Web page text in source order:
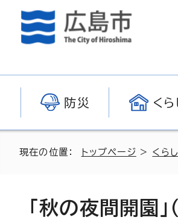
防災 く
現在の位置： トップページ > くら
「秋の夜間開園」